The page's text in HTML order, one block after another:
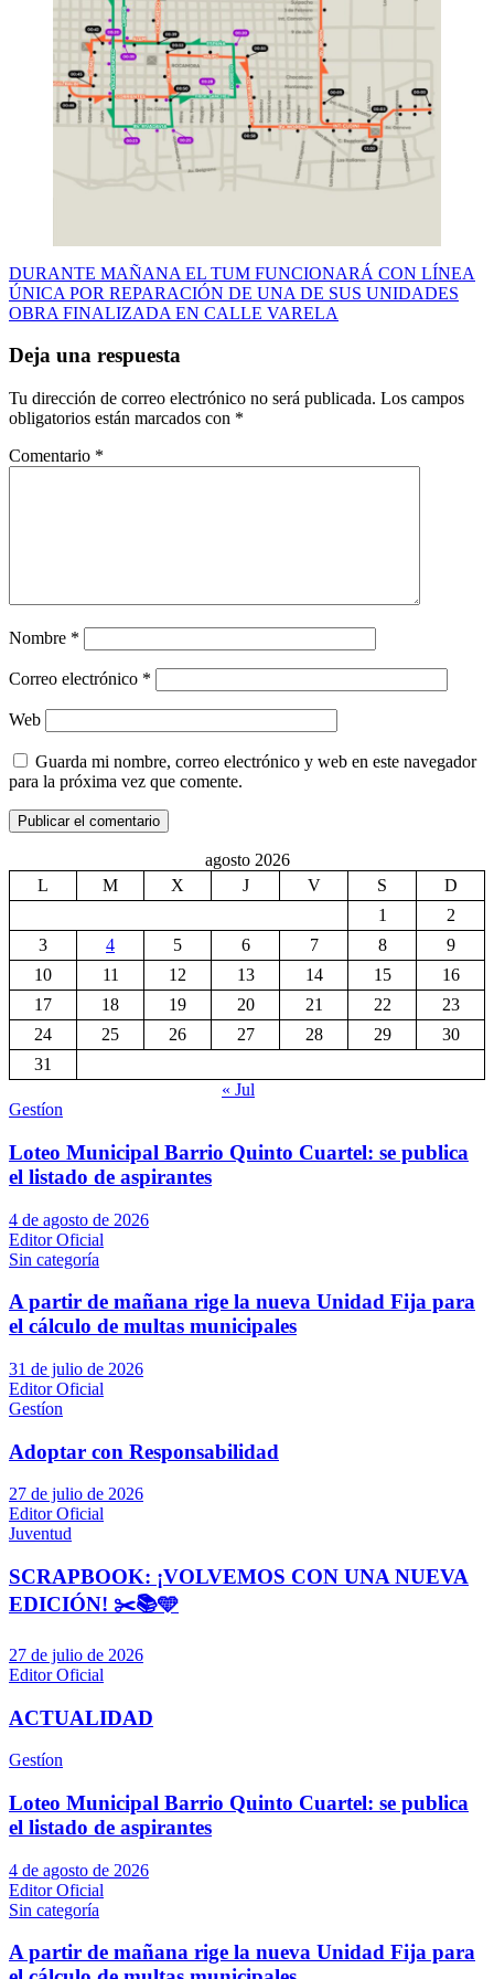
Navegación
de
DURANTE MAÑANA EL TUM FUNCIONARÁ CON LÍNEA
ÚNICA POR REPARACIÓN DE UNA DE SUS UNIDADES
OBRA FINALIZADA EN CALLE VARELA
Deja una respuesta
Tu dirección de correo electrónico no será publicada. Los campos
obligatorios están marcados con *
Comentario *
Nombre *
Correo electrónico *
Web
Guarda mi nombre, correo electrónico y web en este navegador
para la próxima vez que comente.
agosto 2026
L
M X J V S
D
1
2
3
4 5 6 7 8
9
10
11 12 13 14 15
16
17
18 19 20 21 22
23
24
25 26 27 28 29
30
31
« Jul
Gestíon
Loteo Municipal Barrio Quinto Cuartel: se publica
el listado de aspirantes
4 de agosto de 2026
Editor Oficial
Sin categoría
A partir de mañana rige la nueva Unidad Fija para
el cálculo de multas municipales
31 de julio de 2026
Editor Oficial
Gestíon
Adoptar con Responsabilidad
27 de julio de 2026
Editor Oficial
Juventud
SCRAPBOOK: ¡VOLVEMOS CON UNA NUEVA
EDICIÓN! ✂️📚🩵
27 de julio de 2026
Editor Oficial
ACTUALIDAD
Gestíon
Loteo Municipal Barrio Quinto Cuartel: se publica
el listado de aspirantes
4 de agosto de 2026
Editor Oficial
Sin categoría
A partir de mañana rige la nueva Unidad Fija para